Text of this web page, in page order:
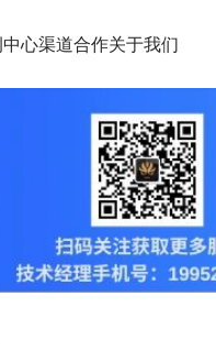
心渠道合作关于我们